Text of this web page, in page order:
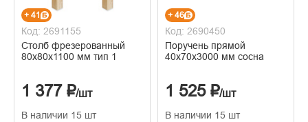
+ 41
Код: 2691155
Столб фрезерованный
80х80х1100 мм тип 1
1 377 ₽/шт
В наличии 15 шт
+ 46
Код: 2690450
Поручень прямой
40х70х3000 мм сосна
1 525 ₽/шт
В наличии 15 шт